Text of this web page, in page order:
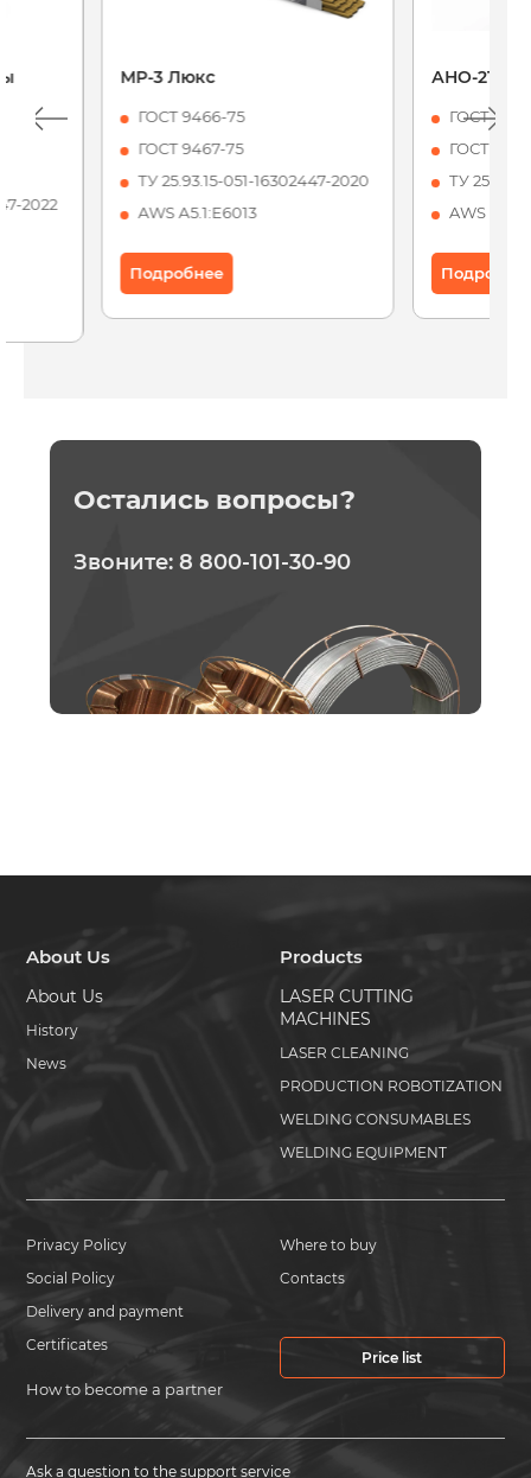
2022
МР-3 Люкс
ГОСТ 9466-75
ГОСТ 9467-75
ТУ 25.93.15-051-16302447-2020
AWS А5.1:Е6013
Подробнее
АНО-21
ГОСТ
ГОСТ
ТУ
AWS
Остались вопросы?
Звоните:8 800-101-30-90
About Us
About Us
History
News
Products
LASER CUTTING
MACHINES
LASER CLEANING
PRODUCTION ROBOTIZATION
WELDING CONSUMABLES
WELDING EQUIPMENT
Privacy Policy
Social Policy
Delivery and payment
Certificates
How to become a partner
Where to buy
Contacts
Price list
Ask a question to the support service